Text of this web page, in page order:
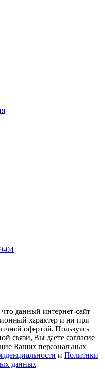
04
данный интернет-сайт
характер и ни при
офертой. Пользуясь
связи, Вы даете согласие
Ваших персональных
и Политики
данных